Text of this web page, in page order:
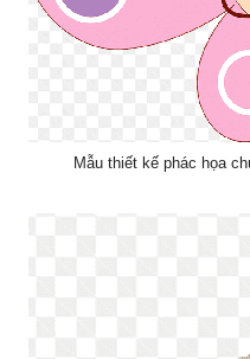
Mẫu thiết kế phác họa